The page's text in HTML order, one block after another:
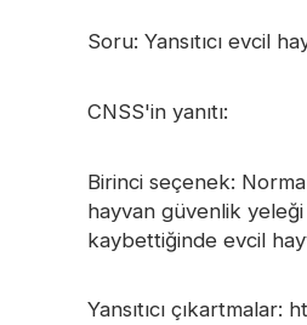
Soru: Yansıtıcı evcil
CNSS'in yanıtı:
Birinci seçenek:
hayvan güvenlik yeleği
kaybettiğinde evcil
Yansıtıcı